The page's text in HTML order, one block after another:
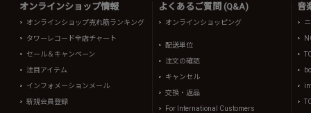
オンラインショップ情報
オンラインショップ売れ筋ランキング
タワーレコード全店チャート
セール＆キャンペーン
注目アイテム
インフォメーションメール
新規会員登録
よくあるご質問 (Q&A)
オンラインショッピング
配送単位
注文の確認
キャンセル
交換・返品
For International Customers
音